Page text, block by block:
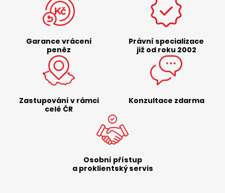
Garance vrácení
peněz
Právní specializace
již od roku 2002
Zastupování v rámci
celé ČR
Konzultace zdarma
Osobní přístup
a proklientský servis